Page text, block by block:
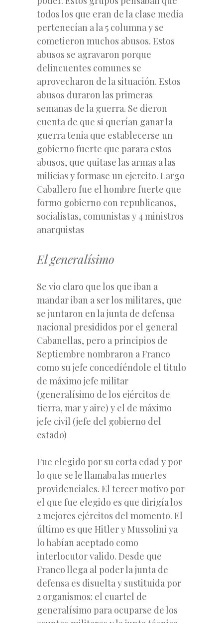
todos los que eran de la clase media
pertenecían a la 5 columna y se
cometieron muchos abusos. Estos
abusos se agravaron porque
delincuentes comunes se
aprovecharon de la situación. Estos
abusos duraron las primeras
semanas de la guerra. Se dieron
cuenta de que si querían ganar la
guerra tenia que establecerse un
gobierno fuerte que parara estos
abusos, que quitase las armas a las
milicias y formase un ejercito. Largo
Caballero fue el hombre fuerte que
formo gobierno con republicanos,
socialistas, comunistas y 4 ministros
anarquistas
El generalísimo
Se vio claro que los que iban a
mandar iban a ser los militares, que
se juntaron en la junta de defensa
nacional presididos por el general
Cabanellas, pero a principios de
Septiembre nombraron a Franco
como su jefe concedíéndole el titulo
de máximo jefe militar
(generalísimo de los ejércitos de
tierra, mar y aire) y el de máximo
jefe civil (jefe del gobierno del
estado)
Fue elegido por su corta edad y por
lo que se le llamaba las muertes
providenciales. El tercer motivo por
el que fue elegido es que dirigía los
2 mejores ejércitos del momento. El
último es que Hitler y Mussolini ya
lo habían aceptado como
interlocutor valido. Desde que
Franco llega al poder la junta de
defensa es disuelta y sustituida por
2 organismos: el cuartel de
generalísimo para ocuparse de los